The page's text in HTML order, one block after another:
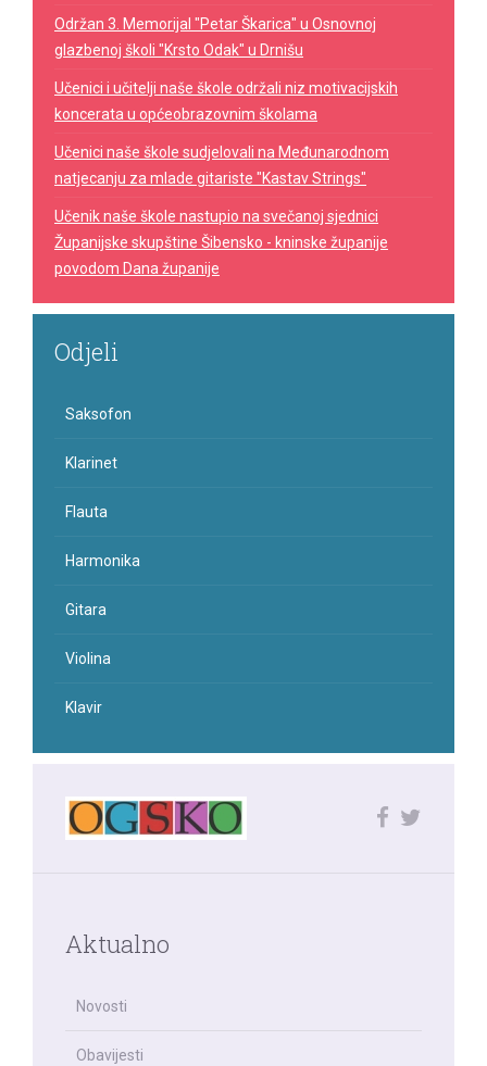
Održan 3. Memorijal "Petar Škarica" u Osnovnoj
glazbenoj školi "Krsto Odak" u Drnišu
Učenici i učitelji naše škole održali niz motivacijskih
koncerata u općeobrazovnim školama
Učenici naše škole sudjelovali na Međunarodnom
natjecanju za mlade gitariste "Kastav Strings"
Učenik naše škole nastupio na svečanoj sjednici
Županijske skupštine Šibensko - kninske županije
povodom Dana županije
Odjeli
Saksofon
Klarinet
Flauta
Harmonika
Gitara
Violina
Klavir
Aktualno
Novosti
Obavijesti